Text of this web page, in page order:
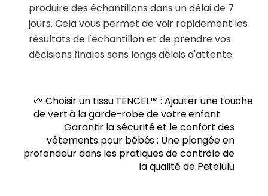
produire des échantillons dans un délai de 7
jours. Cela vous permet de voir rapidement les
résultats de l'échantillon et de prendre vos
décisions finales sans longs délais d'attente.
🌱 Choisir un tissu TENCEL™ : Ajouter une touche
de vert à la garde-robe de votre enfant
Garantir la sécurité et le confort des
vêtements pour bébés : Une plongée en
profondeur dans les pratiques de contrôle de
la qualité de Petelulu